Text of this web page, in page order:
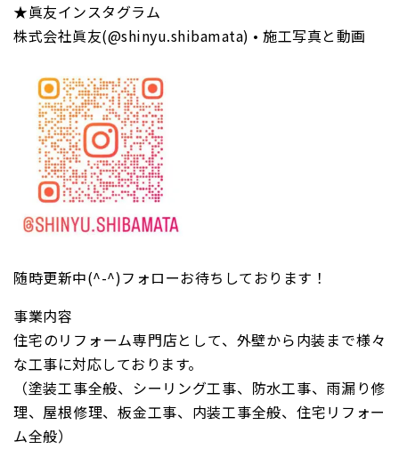
★眞友インスタグラム
株式会社眞友(@shinyu.shibamata) • 施工写真と動画
随時更新中(^-^)フォローお待ちしております！
事業内容
住宅のリフォーム専門店として、外壁から内装まで様々
な工事に対応しております。
（塗装工事全般、シーリング工事、防水工事、雨漏り修
理、屋根修理、板金工事、内装工事全般、住宅リフォー
ム全般）